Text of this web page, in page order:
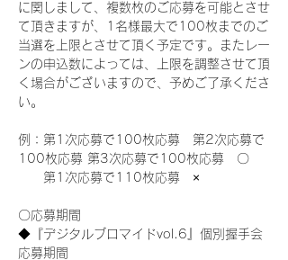
に関しまして、複数枚のご応募を可能とさせ
て頂きますが、1名様最大で100枚までのご
当選を上限とさせて頂く予定です。またレー
ンの申込数によっては、上限を調整させて頂
く場合がございますので、予めご了承くださ
い。
例：第1次応募で100枚応募　第2次応募で
100枚応募 第3次応募で100枚応募　〇
第1次応募で110枚応募　×
〇応募期間
◆『デジタルブロマイドvol.6』個別握手会
応募期間